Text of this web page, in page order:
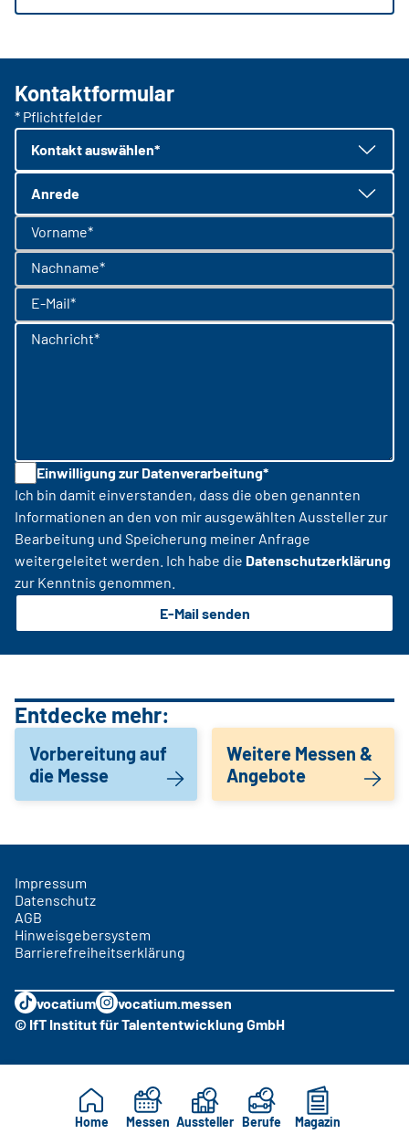
Kontaktformular
* Pflichtfelder
Kontakt auswählen*
Anrede
Vorname*
Nachname*
E-Mail*
Nachricht*
Einwilligung zur Datenverarbeitung*
Ich bin damit einverstanden, dass die oben genannten
Informationen an den von mir ausgewählten Aussteller zur
Bearbeitung und Speicherung meiner Anfrage
weitergeleitet werden. Ich habe die Datenschutzerklärung
zur Kenntnis genommen.
E-Mail senden
Entdecke mehr:
Vorbereitung auf
die Messe
Weitere Messen &
Angebote
Home Messen Aussteller Berufe Magazin
Impressum
Datenschutz
AGB
Hinweisgebersystem
Barrierefreiheitserklärung
vocatium
vocatium.messen
© IfT Institut für Talententwicklung GmbH